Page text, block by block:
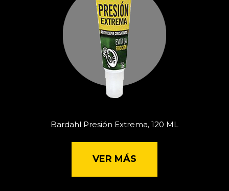
Bardahl Presión Extrema, 120 ML
VER MÁS